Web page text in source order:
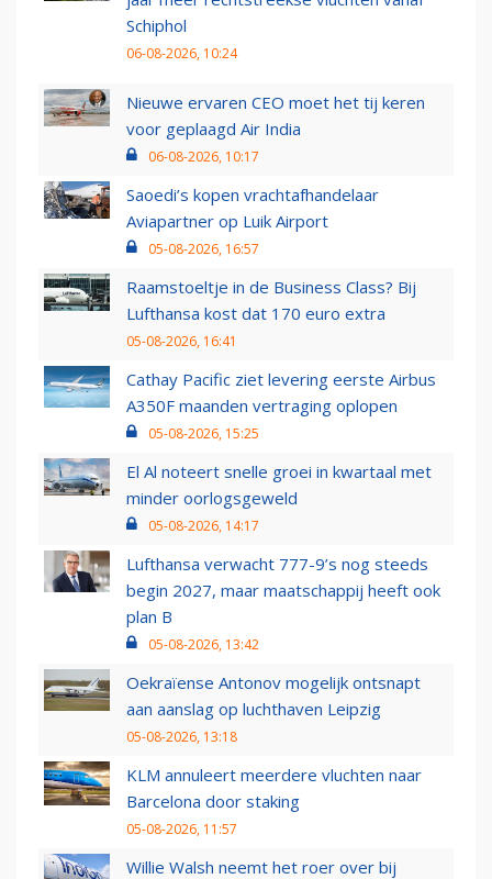
Schiphol
06-08-2026, 10:24
Nieuwe ervaren CEO moet het tij keren
voor geplaagd Air India
06-08-2026, 10:17
Saoedi’s kopen vrachtafhandelaar
Aviapartner op Luik Airport
05-08-2026, 16:57
Raamstoeltje in de Business Class? Bij
Lufthansa kost dat 170 euro extra
05-08-2026, 16:41
Cathay Pacific ziet levering eerste Airbus
A350F maanden vertraging oplopen
05-08-2026, 15:25
El Al noteert snelle groei in kwartaal met
minder oorlogsgeweld
05-08-2026, 14:17
Lufthansa verwacht 777-9’s nog steeds
begin 2027, maar maatschappij heeft ook
plan B
05-08-2026, 13:42
Oekraïense Antonov mogelijk ontsnapt
aan aanslag op luchthaven Leipzig
05-08-2026, 13:18
KLM annuleert meerdere vluchten naar
Barcelona door staking
05-08-2026, 11:57
Willie Walsh neemt het roer over bij